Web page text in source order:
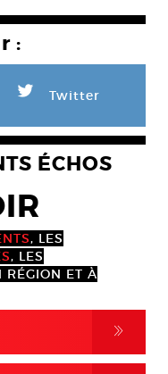
:
L Twitter
ÉCHOS
, LES
, LES
RÉGION ET À
,